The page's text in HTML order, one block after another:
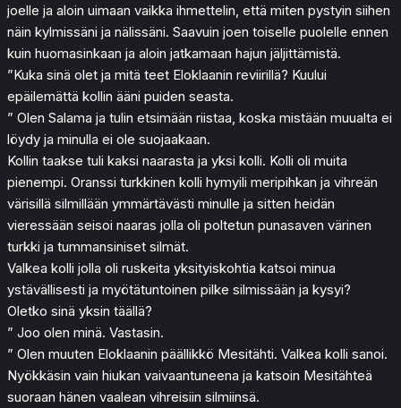
joelle ja aloin uimaan vaikka ihmettelin, että miten pystyin siihen
näin kylmissäni ja nälissäni. Saavuin joen toiselle puolelle ennen
kuin huomasinkaan ja aloin jatkamaan hajun jäljittämistä.
”Kuka sinä olet ja mitä teet Eloklaanin reviirillä? Kuului
epäilemättä kollin ääni puiden seasta.
” Olen Salama ja tulin etsimään riistaa, koska mistään muualta ei
löydy ja minulla ei ole suojaakaan.
Kollin taakse tuli kaksi naarasta ja yksi kolli. Kolli oli muita
pienempi. Oranssi turkkinen kolli hymyili meripihkan ja vihreän
värisillä silmillään ymmärtävästi minulle ja sitten heidän
vieressään seisoi naaras jolla oli poltetun punasaven värinen
turkki ja tummansiniset silmät.
Valkea kolli jolla oli ruskeita yksityiskohtia katsoi minua
ystävällisesti ja myötätuntoinen pilke silmissään ja kysyi?
Oletko sinä yksin täällä?
” Joo olen minä. Vastasin.
” Olen muuten Eloklaanin päällikkö Mesitähti. Valkea kolli sanoi.
Nyökkäsin vain hiukan vaivaantuneena ja katsoin Mesitähteä
suoraan hänen vaalean vihreisiin silmiinsä.